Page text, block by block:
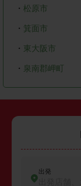
・ 松原市
・ 箕面市
・ 東大阪市
・ 泉南郡岬町
出発